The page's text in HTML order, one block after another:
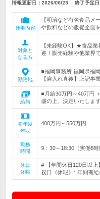
情報更新日：2026/06/23 終了予定日
仕事内容
【明治など有名食品
や飲料などの販促企画
対象と
なる方
【未経験OK】★食品
迎！販売経験や他業界
勤務地
■福岡事務所 福岡県福
【雇入れ直後】上記事
給与
■月給30万円～40万円
慮の上、決定いたしま
初年度
年収
400万円～550万円
勤務
時間
9：30～18:30（実働8
休日
休暇
# 【年間休日120日以
祝日《休暇》* 年間有給